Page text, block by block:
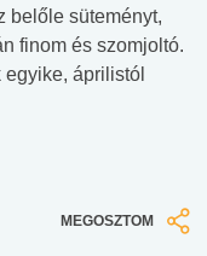
belőle süteményt,
finom és szomjoltó.
áprilistól
MEGOSZTOM